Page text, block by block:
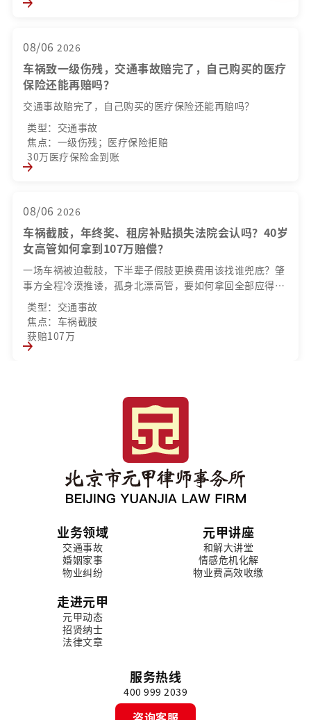
08/06 2026
车祸致一级伤残，交通事故赔完了，自己购买的医疗
保险还能再赔吗？
交通事故赔完了，自己购买的医疗保险还能再赔吗？
类型：交通事故
焦点：一级伤残；医疗保险拒赔
30万医疗保险金到账
08/06 2026
车祸截肢，年终奖、租房补贴损失法院会认吗？40岁
女高管如何拿到107万赔偿？
一场车祸被迫截肢，下半辈子假肢更换费用该找谁兜底？肇
事方全程冷漠推诿，孤身北漂高管，要如何拿回全部应得赔
偿？
类型：交通事故
焦点：车祸截肢
获赔107万
业务领域
交通事故
婚姻家事
物业纠纷
元甲讲座
和解大讲堂
情感危机化解
物业费高效收缴
走进元甲
元甲动态
招贤纳士
法律文章
服务热线
400 999 2039